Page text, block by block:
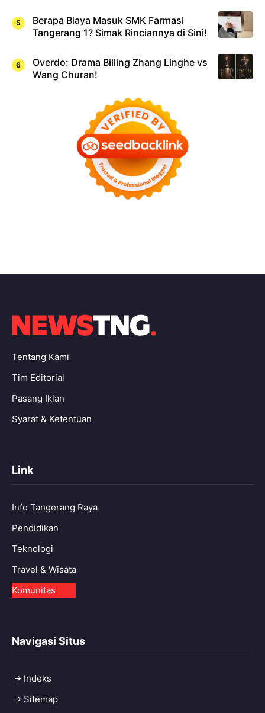
Berapa Biaya Masuk SMK Farmasi
Tangerang 1? Simak Rinciannya di Sini!
Overdo: Drama Billing Zhang Linghe vs
Wang Churan!
Tentang Kami
Tim Editorial
Pasang Iklan
Syarat & Ketentuan
Link
Info Tangerang Raya
Pendidikan
Teknologi
Travel & Wisata
Komunitas
Navigasi Situs
Indeks
Sitemap